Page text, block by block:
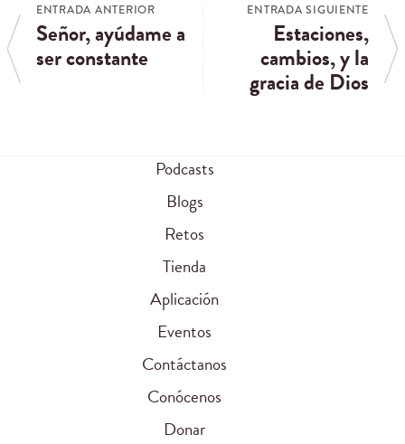
ENTRADA ANTERIOR
Señor, ayúdame a
ser constante
ENTRADA SIGUIENTE
Estaciones,
cambios, y la
gracia de Dios
Podcasts
Blogs
Retos
Tienda
Aplicación
Eventos
Contáctanos
Conócenos
Donar